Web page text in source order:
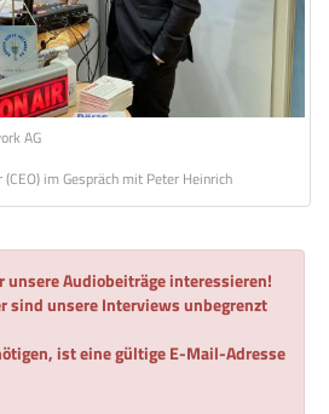
AG
im Gespräch mit Peter Heinrich
unsere Audiobeiträge interessieren!
sind unsere Interviews unbegrenzt
ist eine gültige E-Mail-Adresse